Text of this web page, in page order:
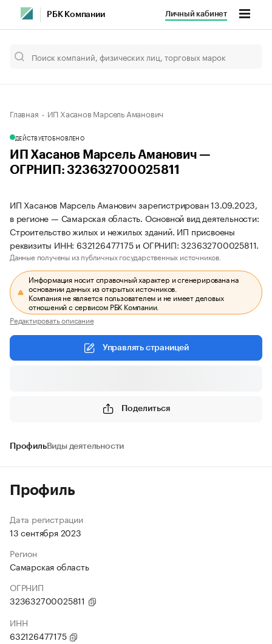
РБК Компании Личный кабинет
Главная ИП Хасанов Марсель Аманович
ДЕЙСТВУЕТОБНОВЛЕНО
ИП Хасанов Марсель Аманович —
ОГРНИП: 323632700025811
ИП Хасанов Марсель Аманович зарегистрирован 13.09.2023,
в регионе — Самарская область. Основной вид деятельности:
Строительство жилых и нежилых зданий. ИП присвоены
реквизиты ИНН: 632126477175 и ОГРНИП: 323632700025811.
Данные получены из публичных государственных источников.
Информация носит справочный характер и сгенерирована на
основании данных из открытых источников.
Компания не является пользователем и не имеет деловых
отношений с сервисом РБК Компании.
Редактировать описание
Управлять страницей
Поделиться
ПрофильВиды деятельности
Профиль
Дата регистрации
13 сентября 2023
Регион
Самарская область
ОГРНИП
323632700025811
ИНН
632126477175